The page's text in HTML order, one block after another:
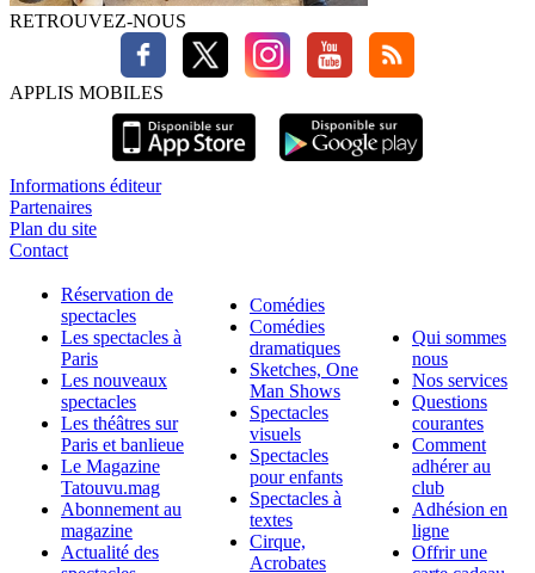
RETROUVEZ-NOUS
APPLIS MOBILES
Informations éditeur
Partenaires
Plan du site
Contact
Réservation de
spectacles
Les spectacles à
Paris
Les nouveaux
spectacles
Les théâtres sur
Paris et banlieue
Le Magazine
Tatouvu.mag
Abonnement au
magazine
Actualité des
Comédies
Comédies
dramatiques
Sketches, One
Man Shows
Spectacles
visuels
Spectacles
pour enfants
Spectacles à
textes
Cirque,
Acrobates
Qui sommes
nous
Nos services
Questions
courantes
Comment
adhérer au
club
Adhésion en
ligne
Offrir une